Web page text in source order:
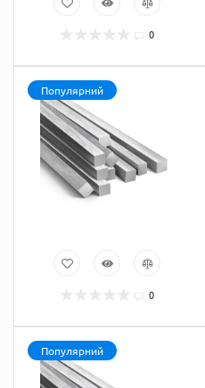
0
Популярний
0
Популярний